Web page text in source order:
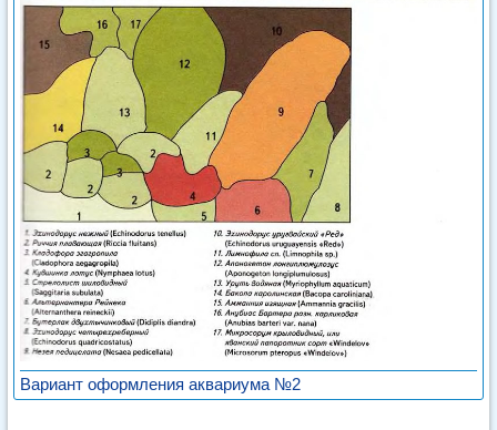
Вариант оформления аквариума №2